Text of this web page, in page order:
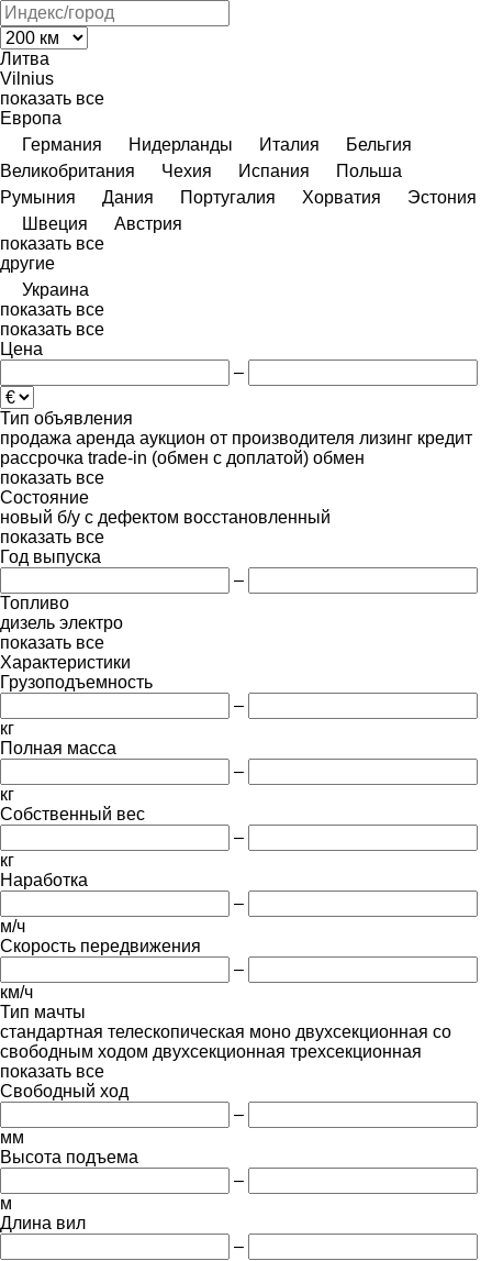
Литва
Vilnius
показать все
Европа
Германия
Нидерланды Италия
Бельгия
Великобритания
Чехия Испания
Польша
Румыния
Дания Португалия Хорватия
Эстония
Швеция
Австрия
показать все
другие
Украина
показать все
показать все
Цена
–
Тип объявления
продажа аренда аукцион от производителя лизинг кредит
рассрочка trade-in (обмен с доплатой) обмен
показать все
Состояние
новый б/у с дефектом восстановленный
показать все
Год выпуска
–
Топливо
дизель электро
показать все
Характеристики
Грузоподъемность
–
кг
Полная масса
–
кг
Собственный вес
–
кг
Наработка
–
м/ч
Скорость передвижения
–
км/ч
Тип мачты
стандартная телескопическая моно двухсекционная со
свободным ходом двухсекционная трехсекционная
показать все
Свободный ход
–
мм
Высота подъема
–
м
Длина вил
–